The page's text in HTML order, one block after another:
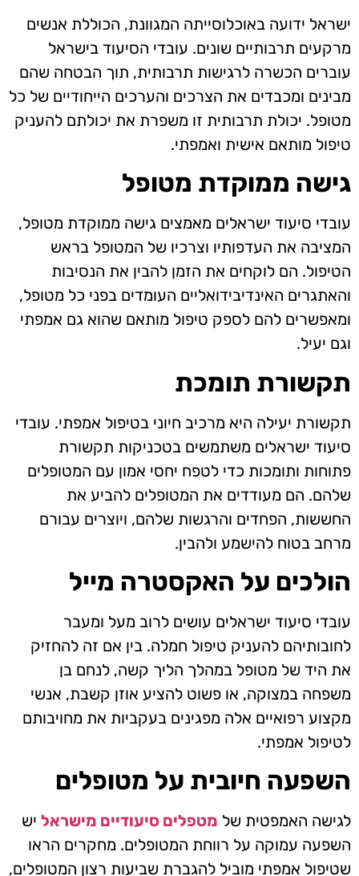
ישראל ידועה באוכלוסייתה המגוונת, הכוללת אנשים
מרקעים תרבותיים שונים. עובדי הסיעוד בישראל
עוברים הכשרה לרגישות תרבותית, תוך הבטחה שהם
מבינים ומכבדים את הצרכים והערכים הייחודיים של כל
מטופל. יכולת תרבותית זו משפרת את יכולתם להעניק
טיפול מותאם אישית ואמפתי.
גישה ממוקדת מטופל
עובדי סיעוד ישראלים מאמצים גישה ממוקדת מטופל,
המציבה את העדפותיו וצרכיו של המטופל בראש
הטיפול. הם לוקחים את הזמן להבין את הנסיבות
והאתגרים האינדיבידואליים העומדים בפני כל מטופל,
ומאפשרים להם לספק טיפול מותאם שהוא גם אמפתי
וגם יעיל.
תקשורת תומכת
תקשורת יעילה היא מרכיב חיוני בטיפול אמפתי. עובדי
סיעוד ישראלים משתמשים בטכניקות תקשורת
פתוחות ותומכות כדי לטפח יחסי אמון עם המטופלים
שלהם. הם מעודדים את המטופלים להביע את
החששות, הפחדים והרגשות שלהם, ויוצרים עבורם
מרחב בטוח להישמע ולהבין.
הולכים על האקסטרה מייל
עובדי סיעוד ישראלים עושים לרוב מעל ומעבר
לחובותיהם להעניק טיפול חמלה. בין אם זה להחזיק
את היד של מטופל במהלך הליך קשה, לנחם בן
משפחה במצוקה, או פשוט להציע אוזן קשבת, אנשי
מקצוע רפואיים אלה מפגינים בעקביות את מחויבותם
לטיפול אמפתי.
השפעה חיובית על מטופלים
לגישה האמפטית של מטפלים סיעודיים מישראל יש
השפעה עמוקה על רווחת המטופלים. מחקרים הראו
שטיפול אמפתי מוביל להגברת שביעות רצון המטופלים,